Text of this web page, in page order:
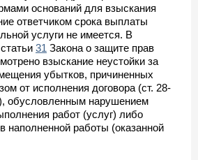
оснований для взыскания
ответчиком срока выплаты
услуги не имеется. В
31 Закона о защите прав
взыскание неустойки за
убытков, причиненных
от исполнения договора (ст. 28-
обусловленным нарушением
работ (услуг) либо
наполненной работы (оказанной